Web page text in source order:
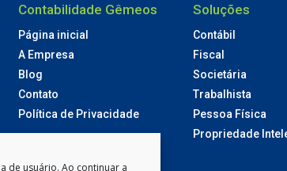
de usuário. Ao continuar a
Contabilidade Gêmeos
Página inicial
A Empresa
Blog
Contato
Política de Privacidade
Soluções
Contábil
Fiscal
Societária
Trabalhista
Pessoa Física
Propriedade